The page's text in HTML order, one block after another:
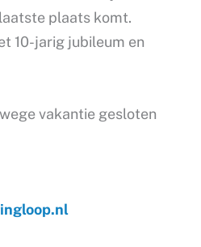
plaats komt.
10-jarig jubileum en
vakantie gesloten